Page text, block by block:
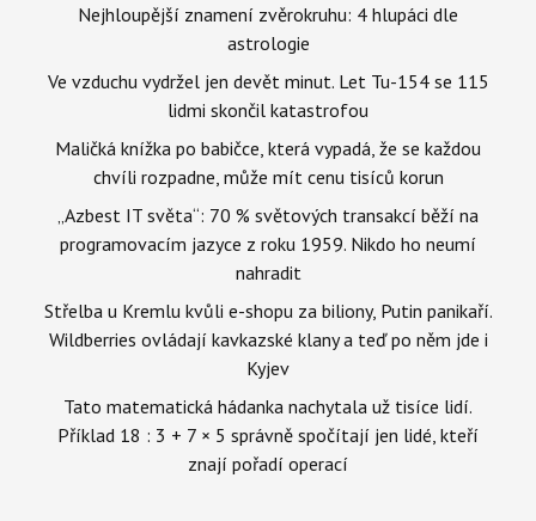
Nejhloupější znamení zvěrokruhu: 4 hlupáci dle
astrologie
Ve vzduchu vydržel jen devět minut. Let Tu-154 se 115
lidmi skončil katastrofou
Maličká knížka po babičce, která vypadá, že se každou
chvíli rozpadne, může mít cenu tisíců korun
„Azbest IT světa“: 70 % světových transakcí běží na
programovacím jazyce z roku 1959. Nikdo ho neumí
nahradit
Střelba u Kremlu kvůli e-shopu za biliony, Putin panikaří.
Wildberries ovládají kavkazské klany a teď po něm jde i
Kyjev
Tato matematická hádanka nachytala už tisíce lidí.
Příklad 18 : 3 + 7 × 5 správně spočítají jen lidé, kteří
znají pořadí operací